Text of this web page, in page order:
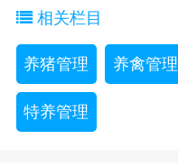
相关栏目
养猪管理 养禽管理
特养管理